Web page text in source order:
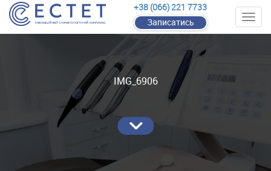
+38 (066) 221 7733
Записатись
IMG_6906